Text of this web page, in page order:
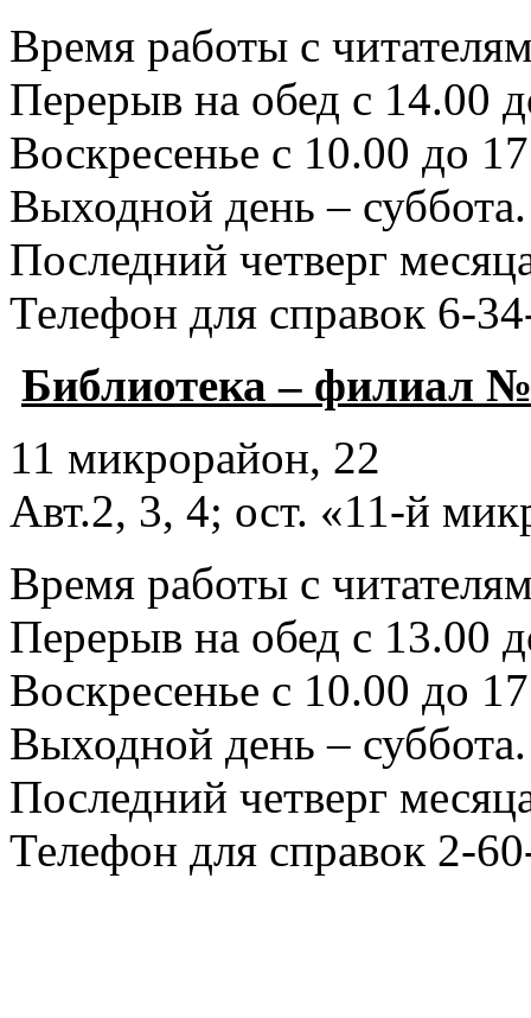
Время работы с
Перерыв на обед с 14.00
Воскресенье с 10.00 до
Выходной день – суббота.
Последний четверг
Телефон для справок 6-
Библиотека – филиал
11 микрорайон, 22
Авт.2, 3, 4; ост. «11-й
Время работы с
Перерыв на обед с 13.00
Воскресенье с 10.00 до
Выходной день – суббота.
Последний четверг
Телефон для справок 2-